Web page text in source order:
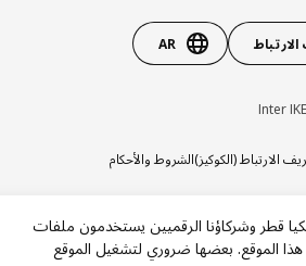
AR
(الكوكيز)الشروط والأحكام
قطر وشركاؤنا الرقميين يستخدمون ملفات
الموقع. بعضها ضروري لتشغيل الموقع